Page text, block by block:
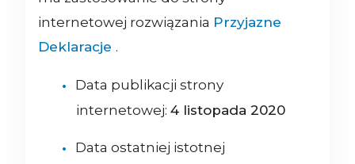
internetowej rozwiązania Przyjazne
Deklaracje .
Data publikacji strony
internetowej: 4 listopada 2020
Data ostatniej istotnej